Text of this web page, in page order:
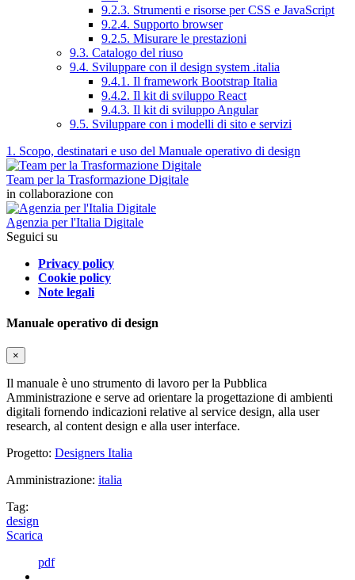
9.2.3. Strumenti e risorse per CSS e JavaScript
9.2.4. Supporto browser
9.2.5. Misurare le prestazioni
9.3. Catalogo del riuso
9.4. Sviluppare con il design system .italia
9.4.1. Il framework Bootstrap Italia
9.4.2. Il kit di sviluppo React
9.4.3. Il kit di sviluppo Angular
9.5. Sviluppare con i modelli di sito e servizi
1. Scopo, destinatari e uso del Manuale operativo di design
Team per la Trasformazione Digitale
in collaborazione con
Agenzia per l'Italia Digitale
Seguici su
Privacy policy
Cookie policy
Note legali
Manuale operativo di design
×
Il manuale è uno strumento di lavoro per la Pubblica
Amministrazione e serve ad orientare la progettazione di ambienti
digitali fornendo indicazioni relative al service design, alla user
research, al content design e alla user interface.
Progetto: Designers Italia
Amministrazione: italia
Tag:
design
Scarica
pdf